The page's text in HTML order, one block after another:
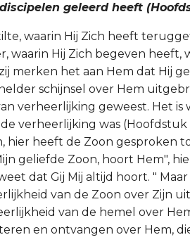
geleerd heeft
waarin Hij Zich heeft
waarin Hij Zich begeven heeft,
merken het aan Hem dat Hij
schijnsel over Hem
verheerlijking geweest. Het is
verheerlijking was (Hoofdstuk
hier heeft de Zoon gesproken
geliefde Zoon, hoort Hem",
dat Gij Mij altijd hoort. "
van de Zoon over Zijn
van de hemel over
en ontvangen over Hem,